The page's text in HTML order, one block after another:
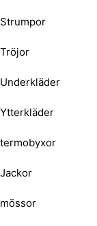
Strumpor
Tröjor
Underkläder
Ytterkläder
termobyxor
Jackor
mössor